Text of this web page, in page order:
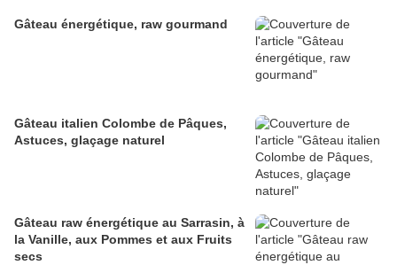
Gâteau énergétique, raw gourmand
Gâteau italien Colombe de Pâques,
Astuces, glaçage naturel
Gâteau raw énergétique au Sarrasin, à
la Vanille, aux Pommes et aux Fruits
secs